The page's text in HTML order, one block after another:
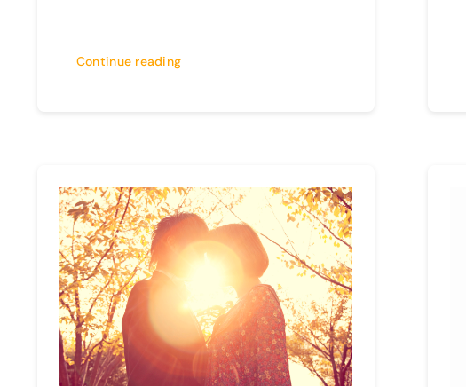
Continue reading